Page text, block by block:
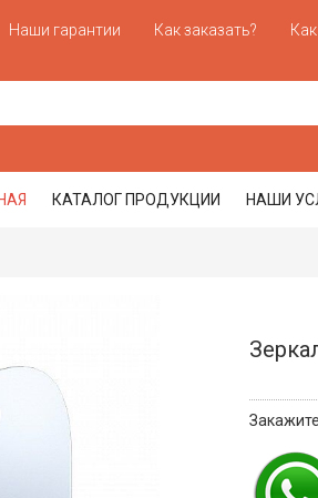
Наши гарантии Как заказать?
КАТАЛОГ ПРОДУКЦИИ НАШИ